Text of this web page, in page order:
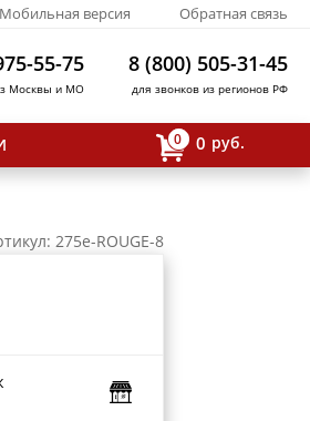
Мобильная версия Обратная связь
55-75
Москвы и МО
8 (800) 505-31-45
для звонков из регионов РФ
0 0 руб.
275e-ROUGE-8